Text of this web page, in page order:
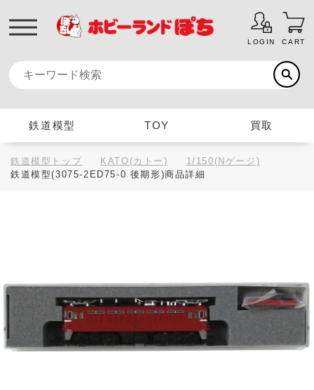
LOGIN CART
鉄道模型 TOY 買取
鉄道模型トップ KATO(カトー)
1/150(Nゲージ)
鉄道模型(3075-2ED75-0 後期形)商品詳細